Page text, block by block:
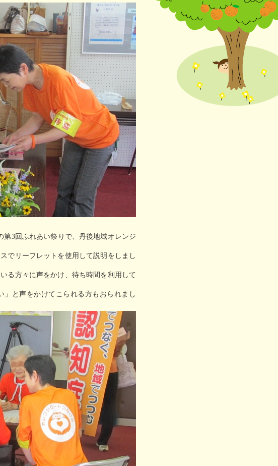
症
ポート事業
ぐ
家の物語～
認知症本人・家族教室
認知症にやさしい
異業種連携協議会
第3回ふれあい祭りで、丹後地域オレンジ
でリーフレットを使用して説明をしまし
る方々に声をかけ、待ち時間を利用して
と声をかけてこられる方もおられまし